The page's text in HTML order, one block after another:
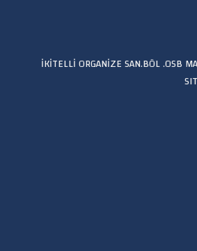
İKİTELLİ ORGANİZE SAN.BÖL .OSB